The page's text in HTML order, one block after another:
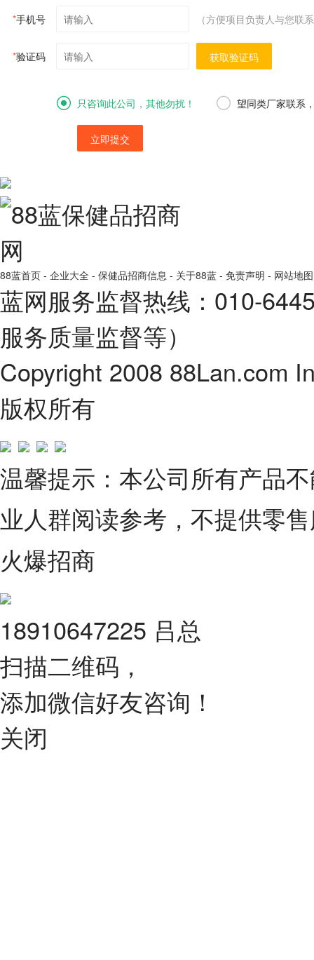
*手机号 （方便项目负责人与您联
*验证码 获取验证码
只咨询此公司，其他勿扰！ 望同类厂家联系
立即提交
88蓝首页 - 企业大全 - 保健品招商信息 - 关于88蓝 - 免责声明 - 网站地图
蓝网服务监督热线：010-
服务质量监督等）
Copyright 2008 88Lan.com
版权所有
温馨提示：本公司所有产品
业人群阅读参考，不提供零
火爆招商
18910647225 吕总
扫描二维码，
添加微信好友咨询！
关闭